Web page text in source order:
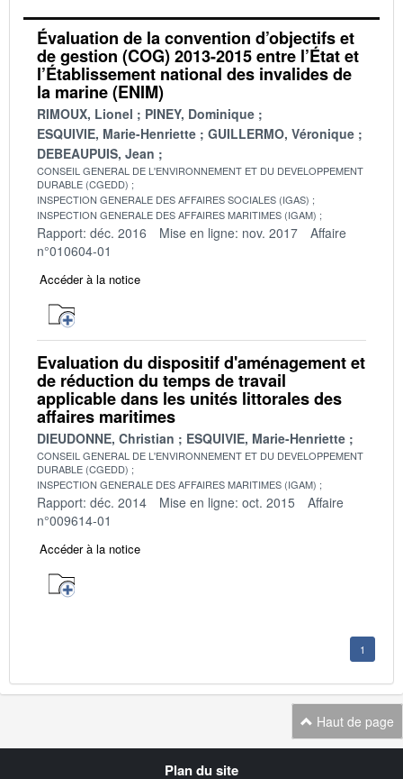
Évaluation de la convention d’objectifs et
de gestion (COG) 2013-2015 entre l’État et
l’Établissement national des invalides de
la marine (ENIM)
RIMOUX, Lionel
PINEY, Dominique
ESQUIVIE, Marie-Henriette
GUILLERMO, Véronique
DEBEAUPUIS, Jean
CONSEIL GENERAL DE L'ENVIRONNEMENT ET DU DEVELOPPEMENT
DURABLE (CGEDD)
INSPECTION GENERALE DES AFFAIRES SOCIALES (IGAS)
INSPECTION GENERALE DES AFFAIRES MARITIMES (IGAM)
Rapport: déc. 2016 Mise en ligne: nov. 2017
Affaire
n°010604-01
Accéder à la notice
Evaluation du dispositif d'aménagement et
de réduction du temps de travail
applicable dans les unités littorales des
affaires maritimes
DIEUDONNE, Christian ESQUIVIE, Marie-Henriette
CONSEIL GENERAL DE L'ENVIRONNEMENT ET DU DEVELOPPEMENT
DURABLE (CGEDD)
INSPECTION GENERALE DES AFFAIRES MARITIMES (IGAM)
Rapport: déc. 2014 Mise en ligne: oct. 2015
Affaire
n°009614-01
Accéder à la notice
1
Haut de page
Plan du site